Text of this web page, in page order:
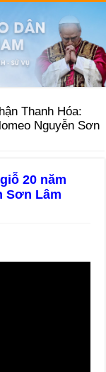
Thanh Hóa:
Nguyễn Sơn
20 năm
Sơn Lâm